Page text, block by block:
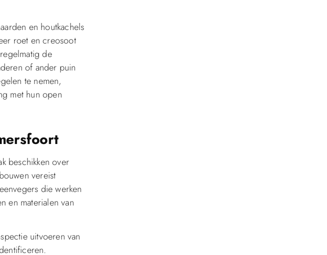
en houtkachels
roet en creosoot
de
of ander puin
te nemen,
met hun open
beschikken over
vereist
die werken
en materialen van
uitvoeren van